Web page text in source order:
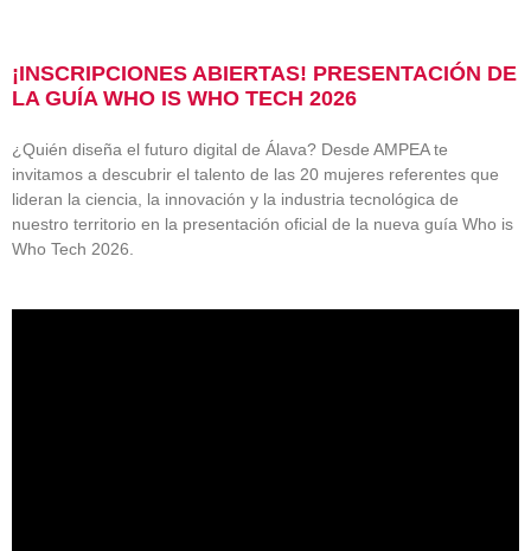
¡INSCRIPCIONES ABIERTAS! PRESENTACIÓN DE
LA GUÍA WHO IS WHO TECH 2026
¿Quién diseña el futuro digital de Álava? Desde AMPEA te
invitamos a descubrir el talento de las 20 mujeres referentes que
lideran la ciencia, la innovación y la industria tecnológica de
nuestro territorio en la presentación oficial de la nueva guía Who is
Who Tech 2026.